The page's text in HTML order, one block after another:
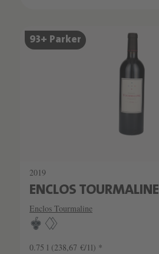
SCHATZKAMMER
SEHR LIMITIERT
93+ Parker
2019
ENCLOS TOURMALINE
Enclos Tourmaline
0.75 l (238,67 €/1l) *